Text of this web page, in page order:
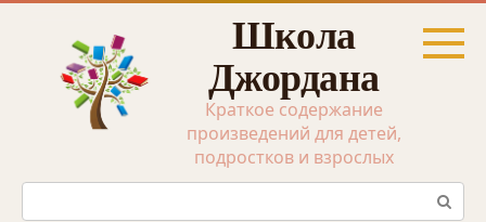
Перейти
Школа
Джордана
Краткое содержание
произведений для детей,
подростков и взрослых
Поиск: